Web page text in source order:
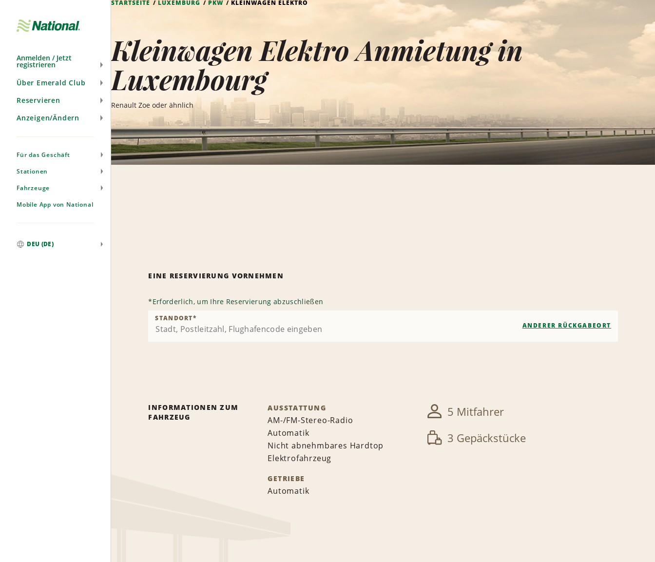
Anmelden / Jetzt
registrieren
Über Emerald Club
Reservieren
Anzeigen/Ändern
Für das Geschäft
Stationen
Fahrzeuge
Mobile App von National
DEU (DE)
STARTSEITE LUXEMBURG PKW KLEINWAGEN ELEKTRO
Kleinwagen Elektro Anmietung in
Luxembourg
Renault Zoe oder ähnlich
EINE RESERVIERUNG VORNEHMEN
*Erforderlich, um Ihre Reservierung abzuschließen
STANDORT*
ANDERER RÜCKGABEORT
INFORMATIONEN ZUM
FAHRZEUG
AUSSTATTUNG
AM-/FM-Stereo-Radio
Automatik
Nicht abnehmbares Hardtop
Elektrofahrzeug
GETRIEBE
Automatik
5 Mitfahrer
3 Gepäckstücke